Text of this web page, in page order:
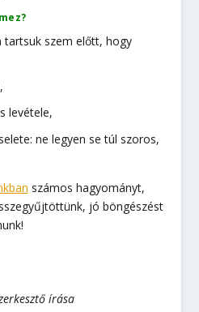
tartsuk szem előtt, hogy
,
levétele,
ne legyen se túl szoros,
számos hagyományt,
jó böngészést
írása